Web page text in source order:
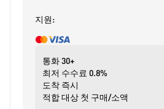
지원:
통화30+
최저 수수료 0.8%
도착 즉시
적합 대상 첫 구매/소액